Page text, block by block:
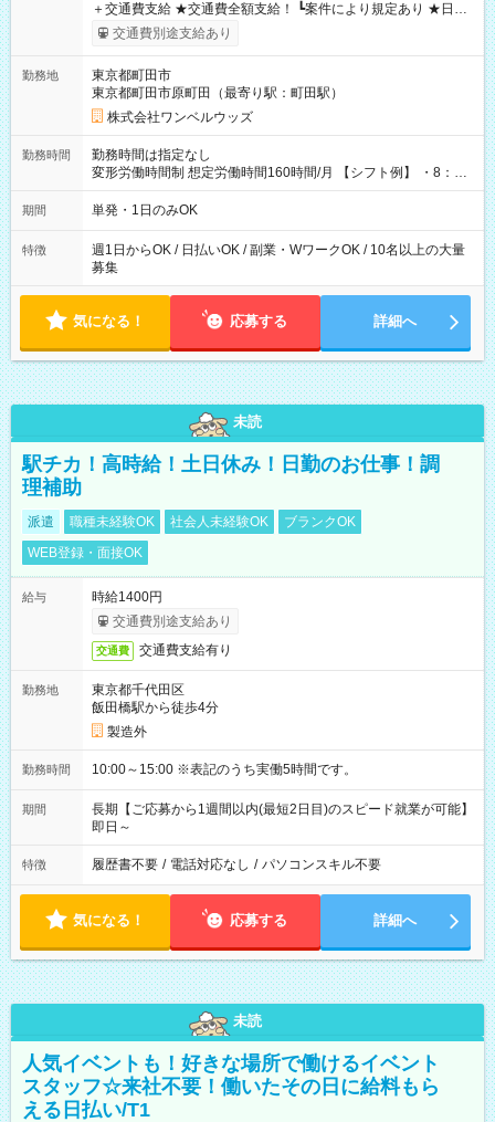
＋交通費支給 ★交通費全額支給！ ┗案件により規定あり ★日払
いOK！（規定あり） ┗働いたその日に現金GET♪ お仕事後はコ
ンビニATMから 日払い分を引き落とせます！ 【試用期間】試
交通費別途支給あり
勤務地
東京都町田市
東京都町田市原町田（最寄り駅：町田駅）
株式会社ワンベルウッズ
勤務時間
勤務時間は指定なし
変形労働時間制 想定労働時間160時間/月 【シフト例】 ・8：00
～21：00
期間 単発・1日のみOK
特徴
週1日からOK / 日払いOK / 副業・WワークOK / 10名以上の大量
募集
気になる！ 応募する 詳細へ
未読
駅チカ！高時給！土日休み！日勤のお仕事！調
理補助
派遣 職種未経験OK 社会人未経験OK
ブランクOK
WEB登録・面接OK
給与
時給1400円
交通費別途支給あり
交通費 交通費支給有り
勤務地
東京都千代田区
飯田橋駅から徒歩4分
製造外
勤務時間 10:00～15:00 ※表記のうち実働5時間です。
期間
長期【ご応募から1週間以内(最短2日目)のスピード就業が可能】
即日～
特徴 履歴書不要 / 電話対応なし / パソコンスキル不要
気になる！ 応募する 詳細へ
未読
人気イベントも！好きな場所で働けるイベント
スタッフ☆来社不要！働いたその日に給料もら
える日払い/T1